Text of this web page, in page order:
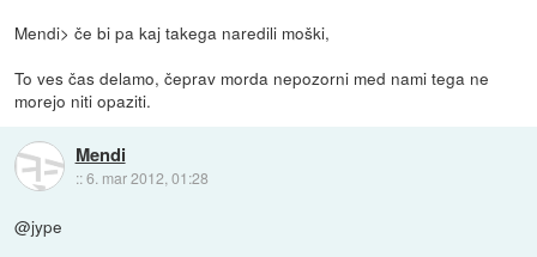
Mendi> če bi pa kaj takega naredili moški,
To ves čas delamo, čeprav morda nepozorni med nami tega ne
morejo niti opaziti.
Mendi
::6. mar 2012, 01:28
@jype